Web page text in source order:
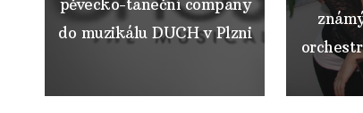
pěvecko-taneční company
do muzikálu DUCH v Plzni